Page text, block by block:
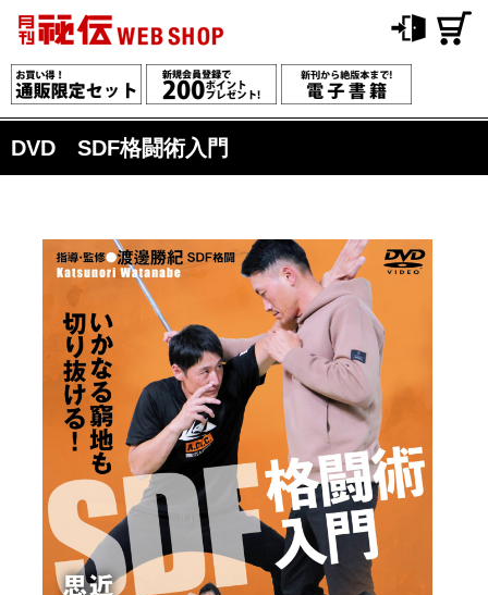
DVD SDF格闘術入門